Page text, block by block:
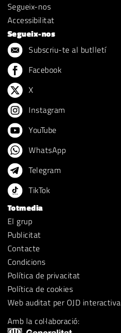
Segueix-nos
Accessibilitat
Segueix-nos
Subscriu-te al butlletí
Facebook
X
Instagram
YouTube
WhatsApp
Telegram
TikTok
Totmedia
El grup
Publicitat
Contacte
Condicions
Política de privacitat
Política de cookies
Web auditat per OJD interactiva
Amb la col·laboració: